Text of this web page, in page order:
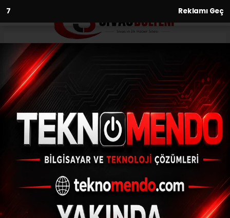
6 Reklamı Geç
Anasayfa Siyaset
Camilere bakım ve tadilat
(İHA) - İhlas Haber Ajansı | 30.09.2024 - 13:05, Güncelleme:
30.09.2024 - 12:42
Camilere bakım ve tadilat
ABONE OL